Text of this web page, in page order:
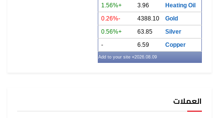
Heating Oil
3.96
+1.56%
Gold
4388.10
-0.26%
Silver
63.85
+0.56%
Copper
6.59
-
2026.08.09
» Add to your site
العملات